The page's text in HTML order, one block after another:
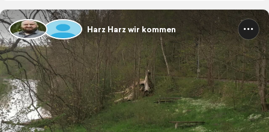
Harz Harz wir kommen